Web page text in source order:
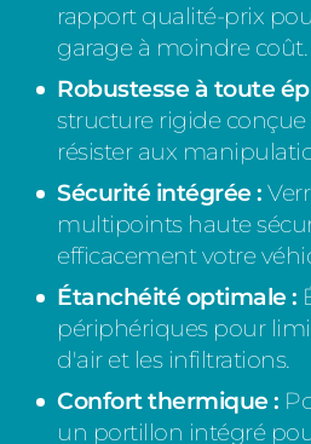
rapport qualité-prix
garage à moindre coût.
Robustesse à toute
structure rigide
résister aux
Sécurité intégrée :
multipoints haute
efficacement votre
Étanchéité optimale :
périphériques pour
d'air et les infiltrations.
Confort thermique :
un portillon intégré